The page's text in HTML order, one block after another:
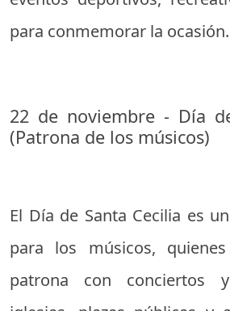
para conmemorar la ocasión.
22 de noviembre - Día
(Patrona de los músicos)
El Día de Santa Cecilia es
para los músicos,
patrona con conciertos